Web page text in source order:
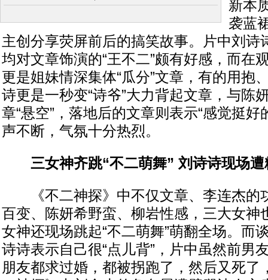
新本
袭蓝
主创分享荧屏前后的搞笑故事。片中刘诗
均对文章饰演的“王不二”颇有好感，而在
更是姐妹情深集体“瓜分”文章，有的用抱
诗更是一秒变“诗爷”大力背起文章，与陈
章“悬空”，落地后的文章则表示“感觉挺好
声不断，气氛十分热烈。
三女神齐跳“不二萌舞” 刘诗诗现场遭
《不二神探》中不仅文章、李连杰的
百变、陈妍希野蛮、柳岩性感，三大女神
女神还现场跳起“不二萌舞”萌翻全场。而
诗诗表示自己很“点儿背”，片中虽然前男
朋友都求过婚，都被拐跑了，然后又死了